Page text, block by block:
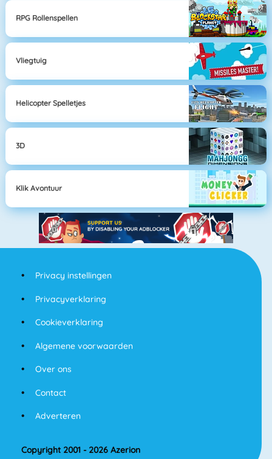
RPG Rollenspellen
Vliegtuig
Helicopter Spelletjes
3D
Klik Avontuur
Privacy instellingen
Privacyverklaring
Cookieverklaring
Algemene voorwaarden
Over ons
Contact
Adverteren
Copyright 2001 - 2026 Azerion